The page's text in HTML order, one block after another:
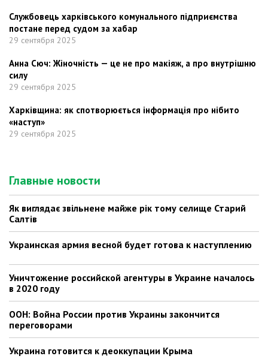
Службовець харківського комунального підприємства
постане перед судом за хабар
29 сентября 2025
Анна Сюч: Жіночність — це не про макіяж, а про внутрішню
силу
29 сентября 2025
Харківщина: як спотворюється інформація про нібито
«наступ»
29 сентября 2025
Главные новости
Як виглядає звільнене майже рік тому селище Старий
Салтів
Украинская армия весной будет готова к наступлению
Уничтожение российской агентуры в Украине началось
в 2020 году
ООН: Война России против Украины закончится
переговорами
Украина готовится к деоккупации Крыма